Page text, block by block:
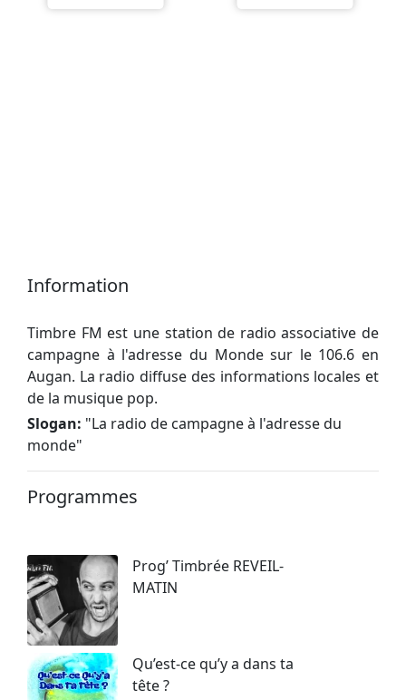
Information
Timbre FM est une station de radio associative de
campagne à l'adresse du Monde sur le 106.6 en
Augan. La radio diffuse des informations locales et
de la musique pop.
Slogan: "La radio de campagne à l'adresse du
monde"
Programmes
Prog’ Timbrée REVEIL-
MATIN
Qu’est-ce qu’y a dans ta
tête ?